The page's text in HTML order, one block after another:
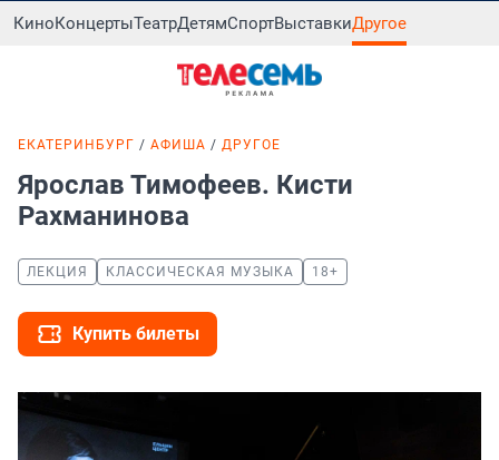
КиноКонцертыТеатрДетямСпортВыставкиДругое
ЕКАТЕРИНБУРГ АФИША ДРУГОЕ
Ярослав Тимофеев. Кисти
Рахманинова
ЛЕКЦИЯ КЛАССИЧЕСКАЯ МУЗЫКА 18+
Купить билеты